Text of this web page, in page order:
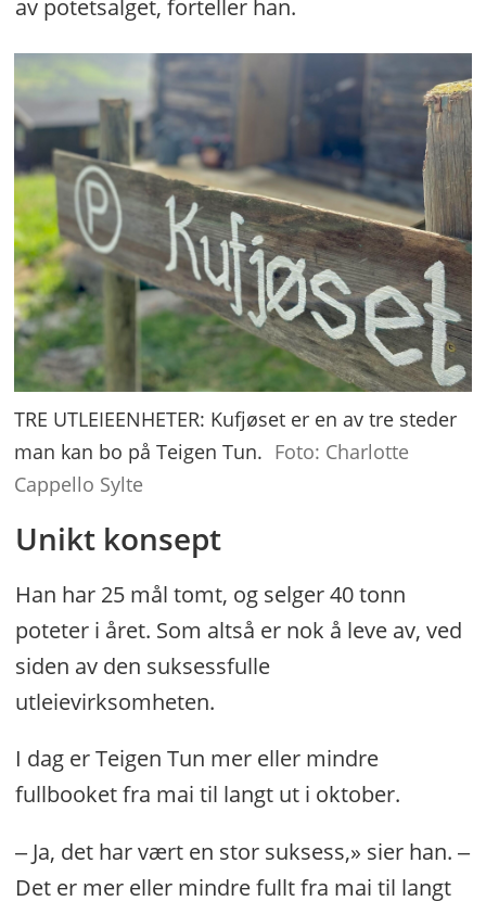
av potetsalget, forteller han.
TRE UTLEIEENHETER: Kufjøset er en av tre steder
man kan bo på Teigen Tun. Foto: Charlotte
Cappello Sylte
Unikt konsept
Han har 25 mål tomt, og selger 40 tonn
poteter i året. Som altså er nok å leve av, ved
siden av den suksessfulle
utleievirksomheten.
I dag er Teigen Tun mer eller mindre
fullbooket fra mai til langt ut i oktober.
‒ Ja, det har vært en stor suksess,» sier han. ‒
Det er mer eller mindre fullt fra mai til langt